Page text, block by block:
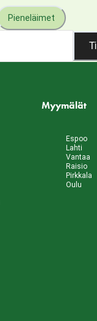
Pieneläimet
Myymälät
Espoo
Lahti
Vantaa
Raisio
Pirkkala
Oulu